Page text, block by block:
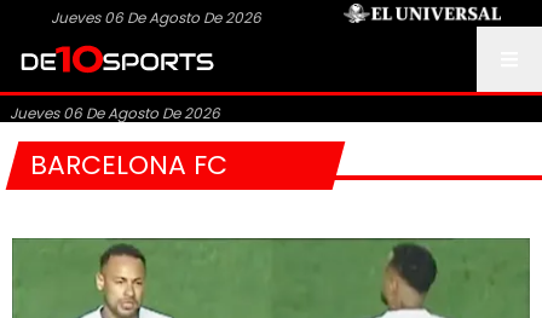
Jueves 06 De Agosto De 2026
Jueves 06 De Agosto De 2026
BARCELONA FC